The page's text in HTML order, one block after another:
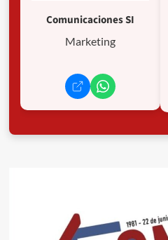
Comunicaciones SI
Marketing